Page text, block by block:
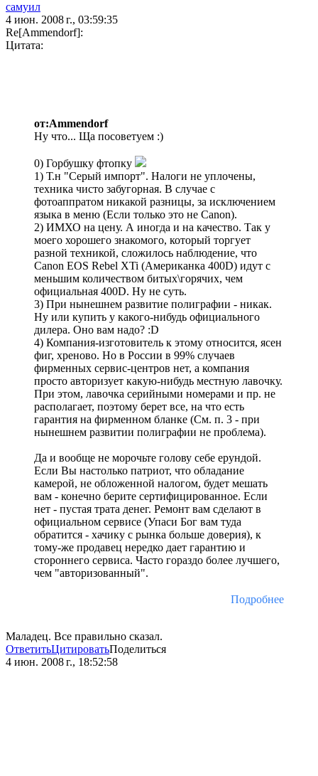
самуил
4 июн. 2008 г., 03:59:35
Re[Ammendorf]:
Цитата:
от:Ammendorf
Ну что... Ща посоветуем :)
0) Горбушку фтопку
1) Т.н "Серый импорт". Налоги не уплочены,
техника чисто забугорная. В случае с
фотоаппратом никакой разницы, за исключением
языка в меню (Если только это не Canon).
2) ИМХО на цену. А иногда и на качество. Так у
моего хорошего знакомого, который торгует
разной техникой, сложилось наблюдение, что
Canon EOS Rebel XTi (Американка 400D) идут с
меньшим количеством битых\горячих, чем
официальная 400D. Ну не суть.
3) При нынешнем развитие полиграфии - никак.
Ну или купить у какого-нибудь официального
дилера. Оно вам надо? :D
4) Компания-изготовитель к этому относится, ясен
фиг, хреново. Но в России в 99% случаев
фирменных сервис-центров нет, а компания
просто авторизует какую-нибудь местную лавочку.
При этом, лавочка серийными номерами и пр. не
располагает, поэтому берет все, на что есть
гарантия на фирменном бланке (См. п. 3 - при
нынешнем развитии полиграфии не проблема).
Да и вообще не морочьте голову себе ерундой.
Если Вы настолько патриот, что обладание
камерой, не обложенной налогом, будет мешать
вам - конечно берите сертифицированное. Если
нет - пустая трата денег. Ремонт вам сделают в
официальном сервисе (Упаси Бог вам туда
обратится - хачику с рынка больше доверия), к
тому-же продавец нередко дает гарантию и
стороннего сервиса. Часто гораздо более лучшего,
чем "авторизованный".
Подробнее
Маладец. Все правильно сказал.
ОтветитьЦитироватьПоделиться
4 июн. 2008 г., 18:52:58